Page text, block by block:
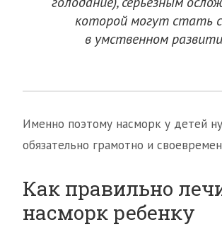
которой могут стать
в умственном
Именно поэтому насморк у детей
обязательно грамотно и
Как правильно
насморк ребенку